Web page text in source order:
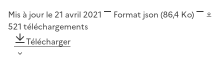
Mis à jour le 21 avril 2021 Format json (86,4 Ko)
521 téléchargements
Télécharger